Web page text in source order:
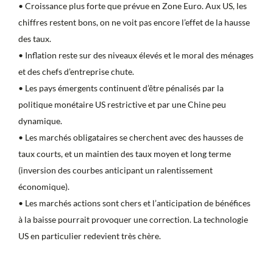
• Croissance plus forte que prévue en Zone Euro. Aux US, les
chiffres restent bons, on ne voit pas encore l’effet de la hausse
des taux.
• Inflation reste sur des niveaux élevés et le moral des ménages
et des chefs d’entreprise chute.
• Les pays émergents continuent d’être pénalisés par la
politique monétaire US restrictive et par une Chine peu
dynamique.
• Les marchés obligataires se cherchent avec des hausses de
taux courts, et un maintien des taux moyen et long terme
(inversion des courbes anticipant un ralentissement
économique).
• Les marchés actions sont chers et l’anticipation de bénéfices
à la baisse pourrait provoquer une correction. La technologie
US en particulier redevient très chère.